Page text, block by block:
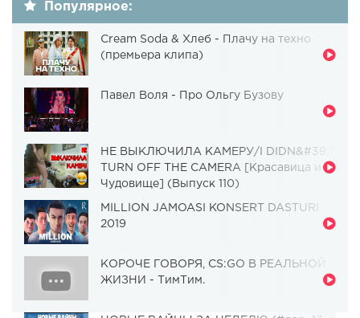
Популярное:
Cream Soda & Хлеб - Плачу на техно
(премьера клипа)
Павел Воля - Про Ольгу Бузову
НЕ ВЫКЛЮЧИЛА КАМЕРУ/I DIDN&#39;T
TURN OFF THE CAMERA [Красавица и
Чудовище] (Выпуск 110)
MILLION JAMOASI KONSERT DASTURI
2019
КОРОЧЕ ГОВОРЯ, CS:GO В РЕАЛЬНОЙ
ЖИЗНИ - ТимТим.